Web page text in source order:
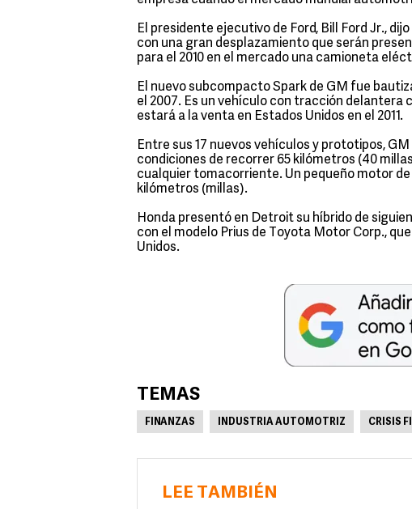
El presidente ejecutivo de Ford, Bill Ford Jr.,
con una gran desplazamiento que serán
para el 2010 en el mercado una camioneta
El nuevo subcompacto Spark de GM fue
el 2007. Es un vehículo con tracción delantera
estará a la venta en Estados Unidos en el 2011.
Entre sus 17 nuevos vehículos y prototipos,
condiciones de recorrer 65 kilómetros (40
cualquier tomacorriente. Un pequeño motor
kilómetros (millas).
Honda presentó en Detroit su híbrido de
con el modelo Prius de Toyota Motor Corp.,
Unidos.
TEMAS
FINANZAS INDUSTRIA AUTOMOTRIZ CRISIS
LEE TAMBIÉN